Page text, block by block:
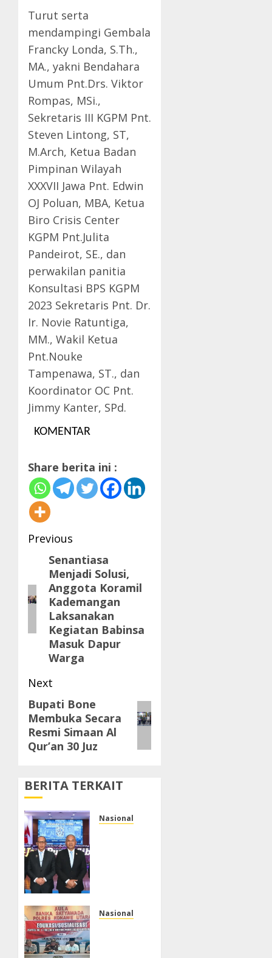
Turut serta
mendampingi Gembala
Francky Londa, S.Th.,
MA., yakni Bendahara
Umum Pnt.Drs. Viktor
Rompas, MSi.,
Sekretaris III KGPM Pnt.
Steven Lintong, ST,
M.Arch, Ketua Badan
Pimpinan Wilayah
XXXVII Jawa Pnt. Edwin
OJ Poluan, MBA, Ketua
Biro Crisis Center
KGPM Pnt.Julita
Pandeirot, SE., dan
perwakilan panitia
Konsultasi BPS KGPM
2023 Sekretaris Pnt. Dr.
Ir. Novie Ratuntiga,
MM., Wakil Ketua
Pnt.Nouke
Tampenawa, ST., dan
Koordinator OC Pnt.
Jimmy Kanter, SPd.
KOMENTAR
Share berita ini :
Post
navigation
Previous
Previous
post:
Senantiasa
Menjadi Solusi,
Anggota Koramil
Kademangan
Laksanakan
Kegiatan Babinsa
Masuk Dapur
Warga
Next
Next
post:
Bupati Bone
Membuka Secara
Resmi Simaan Al
Qur’an 30 Juz
BERITA TERKAIT
Nasional
HUT
Nasional